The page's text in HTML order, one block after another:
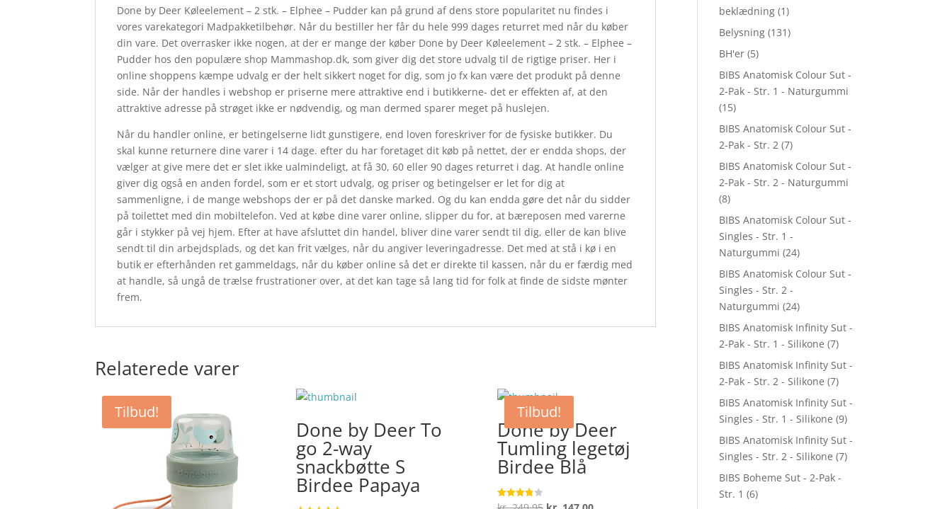
Done by Deer Køleelement – 2 stk. – Elphee – Pudder kan på grund af dens store popularitet nu findes i
vores varekategori Madpakketilbehør. Når du bestiller her får du hele 999 dages returret med når du køber
din vare. Det overrasker ikke nogen, at der er mange der køber Done by Deer Køleelement – 2 stk. – Elphee –
Pudder hos den populære shop Mammashop.dk, som giver dig det store udvalg til de rigtige priser. Her i
online shoppens kæmpe udvalg er der helt sikkert noget for dig, som jo fx kan være det produkt på denne
side. Når der handles i webshop er priserne mere attraktive end i butikkerne- det er effekten af, at den
attraktive adresse på strøget ikke er nødvendig, og man dermed sparer meget på huslejen.
Når du handler online, er betingelserne lidt gunstigere, end loven foreskriver for de fysiske butikker. Du
skal kunne returnere dine varer i 14 dage. efter du har foretaget dit køb på nettet, der er endda shops, der
vælger at give mere det er slet ikke ualmindeligt, at få 30, 60 eller 90 dages returret i dag. At handle online
giver dig også en anden fordel, som er et stort udvalg, og priser og betingelser er let for dig at
sammenligne, i de mange webshops der er på det danske marked. Og du kan endda gøre det når du sidder
på toilettet med din mobiltelefon. Ved at købe dine varer online, slipper du for, at bæreposen med varerne
går i stykker på vej hjem. Efter at have afsluttet din handel, bliver dine varer sendt til dig, eller de kan blive
sendt til din arbejdsplads, og det kan frit vælges, når du angiver leveringadresse. Det med at stå i kø i en
butik er efterhånden ret gammeldags, når du køber online så det er direkte til kassen, når du er færdig med
at handle, så ungå de trælse frustrationer over, at det kan tage så lang tid for folk at finde de sidste mønter
frem.
Relaterede varer
Tilbud!
Done by Deer To
go 2-way
snackbøtte S
Birdee Papaya
Tilbud!
Done by Deer
Tumling legetøj
Birdee Blå
Vurderet
beklædning (1)
Belysning (131)
BH'er (5)
BIBS Anatomisk Colour Sut -
2-Pak - Str. 1 - Naturgummi
(15)
BIBS Anatomisk Colour Sut -
2-Pak - Str. 2 (7)
BIBS Anatomisk Colour Sut -
2-Pak - Str. 2 - Naturgummi
(8)
BIBS Anatomisk Colour Sut -
Singles - Str. 1 -
Naturgummi (24)
BIBS Anatomisk Colour Sut -
Singles - Str. 2 -
Naturgummi (24)
BIBS Anatomisk Infinity Sut -
2-Pak - Str. 1 - Silikone (7)
BIBS Anatomisk Infinity Sut -
2-Pak - Str. 2 - Silikone (7)
BIBS Anatomisk Infinity Sut -
Singles - Str. 1 - Silikone (9)
BIBS Anatomisk Infinity Sut -
Singles - Str. 2 - Silikone (7)
BIBS Boheme Sut - 2-Pak -
Str. 1 (6)